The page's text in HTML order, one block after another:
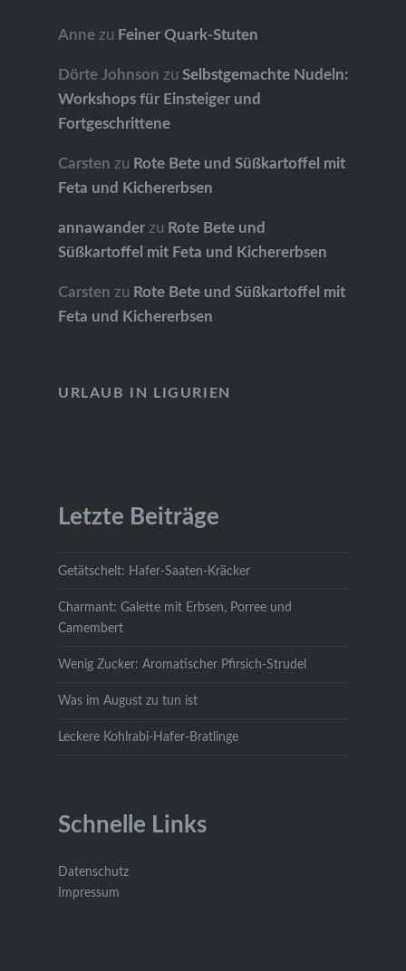
Annezu Feiner Quark-Stuten
Dörte Johnson zu Selbstgemachte Nudeln:
Workshops für Einsteiger und
Fortgeschrittene
Carsten zu Rote Bete und Süßkartoffel mit
Feta und Kichererbsen
annawanderzu Rote Bete und
Süßkartoffel mit Feta und Kichererbsen
Carsten zu Rote Bete und Süßkartoffel mit
Feta und Kichererbsen
URLAUB IN LIGURIEN
Letzte Beiträge
Getätschelt: Hafer-Saaten-Kräcker
Charmant: Galette mit Erbsen, Porree und
Camembert
Wenig Zucker: Aromatischer Pfirsich-Strudel
Was im August zu tun ist
Leckere Kohlrabi-Hafer-Bratlinge
Schnelle Links
Datenschutz
Impressum